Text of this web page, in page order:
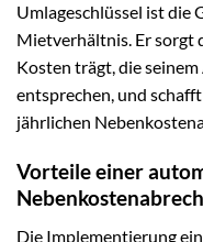
Umlageschlüssel ist die
Mietverhältnis. Er sorgt
Kosten trägt, die
entsprechen, und
jährlichen
Vorteile einer
Die Implementierung